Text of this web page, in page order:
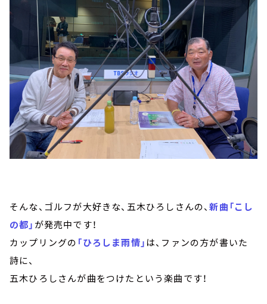
そんな、ゴルフが大好きな、五木ひろしさんの、新曲「こし
の都」 が発売中です！
カップリングの 「ひろしま雨情」 は、ファンの方が書いた
詩に、
五木ひろしさんが曲をつけたという楽曲です！